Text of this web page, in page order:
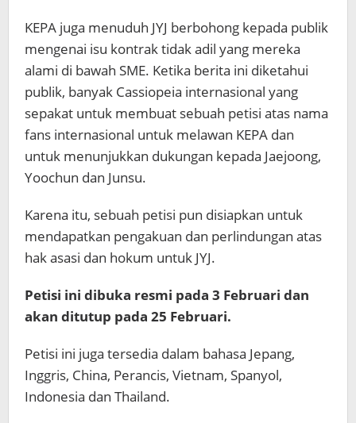
KEPA juga menuduh JYJ berbohong kepada publik
mengenai isu kontrak tidak adil yang mereka
alami di bawah SME. Ketika berita ini diketahui
publik, banyak Cassiopeia internasional yang
sepakat untuk membuat sebuah petisi atas nama
fans internasional untuk melawan KEPA dan
untuk menunjukkan dukungan kepada Jaejoong,
Yoochun dan Junsu.
Karena itu, sebuah petisi pun disiapkan untuk
mendapatkan pengakuan dan perlindungan atas
hak asasi dan hokum untuk JYJ.
Petisi ini dibuka resmi pada 3 Februari dan
akan ditutup pada 25 Februari.
Petisi ini juga tersedia dalam bahasa Jepang,
Inggris, China, Perancis, Vietnam, Spanyol,
Indonesia dan Thailand.